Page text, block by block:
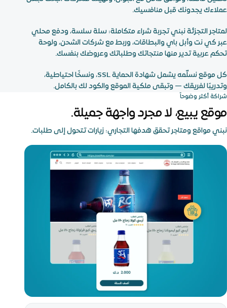
عملاءك يجدونك قبل منافسيك.
لمتاجر التجزئة نبني تجربة شراء متكاملة: سلة سلسة، ودفع محلي
عبر كي نت وأبل باي والبطاقات، وربط مع شركات الشحن، ولوحة
تحكم عربية تدير منها منتجاتك وطلباتك وعروضك بنفسك.
كل موقع نسلّمه يشمل شهادة الحماية SSL، ونسخًا احتياطية،
وتدريبًا لفريقك — وتبقى ملكية الموقع والكود لك بالكامل.
شراكة أكثر وضوحاً
موقع يبيع، لا مجرد واجهة جميلة.
نبني مواقع ومتاجر تحقق هدفها التجاري: زيارات تتحول إلى طلبات.